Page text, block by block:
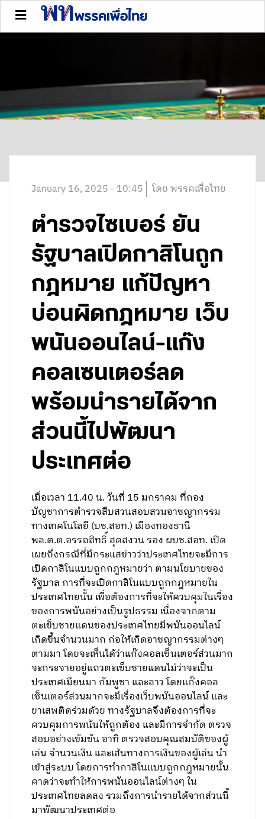
January 16, 2025 - 10:45 โดย พรรคเพื่อไทย
ตำรวจไซเบอร์ ยัน
รัฐบาลเปิดกาสิโนถูก
กฎหมาย แก้ปัญหา
บ่อนผิดกฎหมาย เว็บ
พนันออนไลน์-แก๊ง
คอลเซนเตอร์ลด
พร้อมนำรายได้จาก
ส่วนนี้ไปพัฒนา
ประเทศต่อ
เมื่อเวลา 11.40 น. วันที่ 15 มกราคม ที่กอง
บัญชาการตำรวจสืบสวนสอบสวนอาชญากรรม
ทางเทคโนโลยี (บช.สอท.) เมืองทองธานี
พล.ต.ต.อรรถสิทธิ์ สุดสงวน รอง ผบช.สอท. เปิด
เผยถึงกรณีที่มีกระแสข่าวว่าประเทศไทยจะมีการ
เปิดกาสิโนแบบถูกกฎหมายว่า ตามนโยบายของ
รัฐบาล การที่จะเปิดกาสิโนแบบถูกกฎหมายใน
ประเทศไทยนั้น เพื่อต้องการที่จะให้ควบคุมในเรื่อง
ของการพนันอย่างเป็นรูปธรรม เนื่องจากตาม
ตะเข็บชายแดนของประเทศไทยมีพนันออนไลน์
เกิดขึ้นจำนวนมาก ก่อให้เกิดอาชญากรรมต่างๆ
ตามมา โดยจะเห็นได้ว่าแก๊งคอลเซ็นเตอร์ส่วนมาก
จะกระจายอยู่แถวตะเข็บชายแดนไม่ว่าจะเป็น
ประเทศเมียนมา กัมพูชา และลาว โดยแก๊งคอล
เซ็นเตอร์ส่วนมากจะมีเรื่องเว็บพนันออนไลน์ และ
ยาเสพติดร่วมด้วย ทางรัฐบาลจึงต้องการที่จะ
ควบคุมการพนันให้ถูกต้อง และมีการจำกัด ตรวจ
สอบอย่างเข้มข้น อาทิ ตรวจสอบคุณสมบัติของผู้
เล่น จำนวนเงิน และเส้นทางการเงินของผู้เล่น นำ
เข้าสู่ระบบ โดยการทำกาสิโนแบบถูกกฎหมายนั้น
คาดว่าจะทำให้การพนันออนไลน์ต่างๆ ใน
ประเทศไทยลดลง รวมถึงการนำรายได้จากส่วนนี้
มาพัฒนาประเทศต่อ